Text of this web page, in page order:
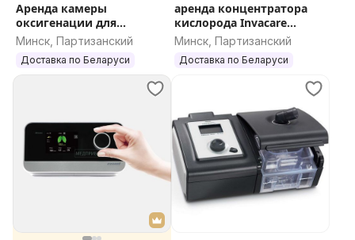
Аренда камеры
оксигенации для
животных (600x450x450) +
кислородный
конценратор
Минск, Партизанский
Доставка по Беларуси
аренда концентратора
кислорода Invacare
PerfectO2 б/у 5л
Минск, Партизанский
Доставка по Беларуси